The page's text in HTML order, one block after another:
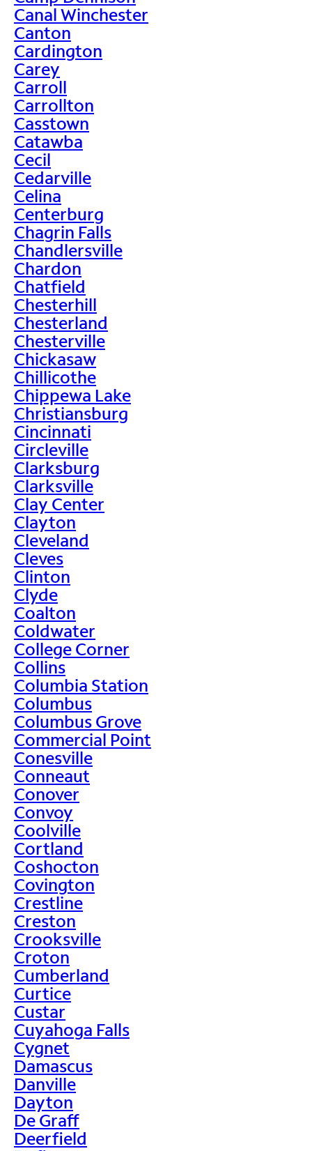
Canal Winchester
Canton
Cardington
Carey
Carroll
Carrollton
Casstown
Catawba
Cecil
Cedarville
Celina
Centerburg
Chagrin Falls
Chandlersville
Chardon
Chatfield
Chesterhill
Chesterland
Chesterville
Chickasaw
Chillicothe
Chippewa Lake
Christiansburg
Cincinnati
Circleville
Clarksburg
Clarksville
Clay Center
Clayton
Cleveland
Cleves
Clinton
Clyde
Coalton
Coldwater
College Corner
Collins
Columbia Station
Columbus
Columbus Grove
Commercial Point
Conesville
Conneaut
Conover
Convoy
Coolville
Cortland
Coshocton
Covington
Crestline
Creston
Crooksville
Croton
Cumberland
Curtice
Custar
Cuyahoga Falls
Cygnet
Damascus
Danville
Dayton
De Graff
Deerfield